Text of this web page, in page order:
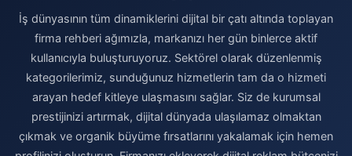
İş dünyasının tüm dinamiklerini dijital bir çatı altında toplayan
firma rehberi ağımızla, markanızı her gün binlerce aktif
kullanıcıyla buluşturuyoruz. Sektörel olarak düzenlenmiş
kategorilerimiz, sunduğunuz hizmetlerin tam da o hizmeti
arayan hedef kitleye ulaşmasını sağlar. Siz de kurumsal
prestijinizi artırmak, dijital dünyada ulaşılamaz olmaktan
çıkmak ve organik büyüme fırsatlarını yakalamak için hemen